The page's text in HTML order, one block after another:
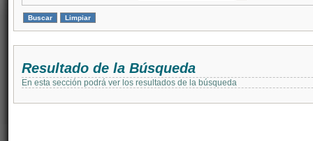
Resultado de la Búsqueda
En esta sección podrá ver los resultados de la búsqueda